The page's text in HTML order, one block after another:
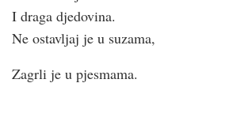
I draga djedovina.
Ne ostavljaj je u suzama,
Zagrli je u pjesmama.